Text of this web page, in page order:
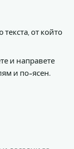
от който
и направете
и по-ясен.